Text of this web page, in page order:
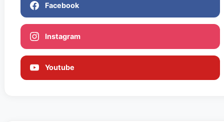
Facebook
Instagram
Youtube